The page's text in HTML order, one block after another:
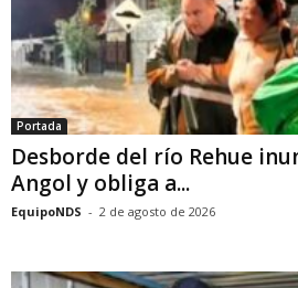
Portada
Desborde del río Rehue
Angol y obliga a...
EquipoNDS - 2 de agosto de 2026